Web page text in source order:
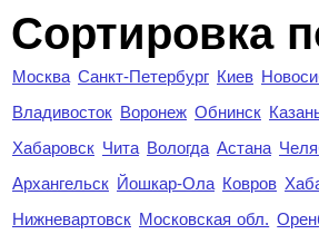
Cортировка
Москва Санкт-Петербург Киев
Владивосток Воронеж Обнинск
Хабаровск Чита Вологда Астана
Архангельск Йошкар-Ола Ковров
Нижневартовск Московская обл.